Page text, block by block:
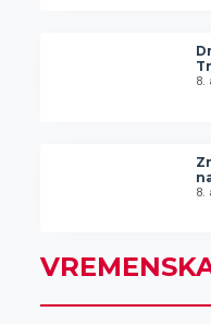
8.
8.